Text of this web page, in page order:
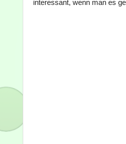
interessant, wenn man es